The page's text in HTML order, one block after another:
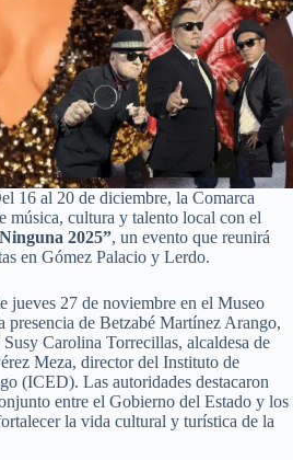
16 al 20 de diciembre, la Comarca
música, cultura y talento local con el
2025”, un evento que reunirá
en Gómez Palacio y Lerdo.
jueves 27 de noviembre en el Museo
presencia de Betzabé Martínez Arango,
Carolina Torrecillas, alcaldesa de
Meza, director del Instituto de
(ICED). Las autoridades destacaron
entre el Gobierno del Estado y los
la vida cultural y turística de la